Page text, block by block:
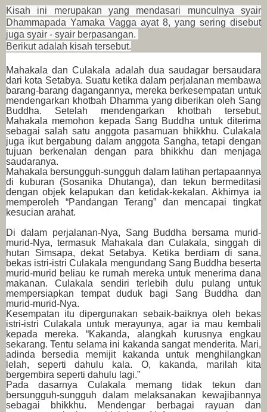
Kisah ini merupakan yang mendasari munculnya syair
Dhammapada Yamaka Vagga ayat 8, yang sering disebut
juga syair - syair berpasangan.
Berikut adalah kisah tersebut.
Mahakala dan Culakala adalah dua saudagar bersaudara
dari kota Setabya. Suatu ketika dalam perjalanan membawa
barang-barang dagangannya, mereka berkesempatan untuk
mendengarkan khotbah Dhamma yang diberikan oleh Sang
Buddha. Setelah mendengarkan khotbah tersebut,
Mahakala memohon kepada Sang Buddha untuk diterima
sebagai salah satu anggota pasamuan bhikkhu. Culakala
juga ikut bergabung dalam anggota Sangha, tetapi dengan
tujuan berkenalan dengan para bhikkhu dan menjaga
saudaranya.
Mahakala bersungguh-sungguh dalam latihan pertapaannya
di kuburan (Sosanika Dhutanga), dan tekun bermeditasi
dengan objek kelapukan dan ketidak-kekalan. Akhirnya ia
memperoleh “Pandangan Terang” dan mencapai tingkat
kesucian arahat.
Di dalam perjalanan-Nya, Sang Buddha bersama murid-
murid-Nya, termasuk Mahakala dan Culakala, singgah di
hutan Simsapa, dekat Setabya. Ketika berdiam di sana,
bekas istri-istri Culakala mengundang Sang Buddha beserta
murid-murid beliau ke rumah mereka untuk menerima dana
makanan. Culakala sendiri terlebih dulu pulang untuk
mempersiapkan tempat duduk bagi Sang Buddha dan
murid-murid-Nya.
Kesempatan itu dipergunakan sebaik-baiknya oleh bekas
istri-istri Culakala untuk merayunya, agar ia mau kembali
kepada mereka. “Kakanda, alangkah kurusnya engkau
sekarang. Tentu selama ini kakanda sangat menderita. Mari,
adinda bersedia memijit kakanda untuk menghilangkan
lelah, seperti dahulu kala. O, kakanda, marilah kita
bergembira seperti dahulu lagi.”
Pada dasarnya Culakala memang tidak tekun dan
bersungguh-sungguh dalam melaksanakan kewajibannya
sebagai bhikkhu. Mendengar berbagai rayuan dan